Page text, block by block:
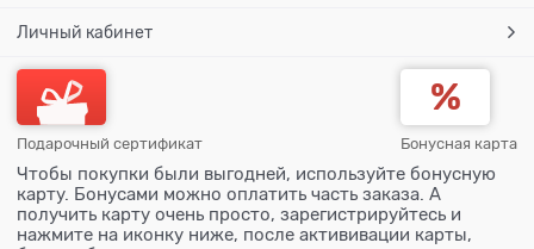
Личный кабинет
Подарочный сертификат Бонусная карта
Чтобы покупки были выгодней, используйте бонусную
карту. Бонусами можно оплатить часть заказа. А
получить карту очень просто, зарегистрируйтесь и
нажмите на иконку ниже, после актививации карты,